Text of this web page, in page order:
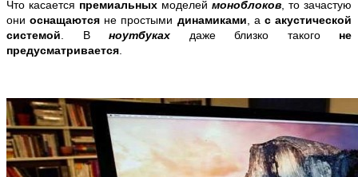
Что касается премиальных моделей моноблоков , то зачастую
ониоснащаются не простыми динамиками , а сакустической
системой . В ноутбуках даже близко такого не
предусматривается